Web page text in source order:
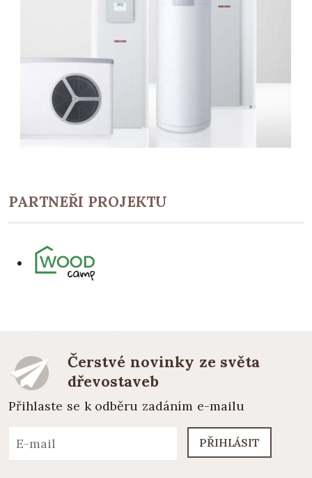
PARTNEŘI PROJEKTU
Čerstvé novinky ze světa
dřevostaveb
Přihlaste se k odběru zadáním e-mailu
PŘIHLÁSIT